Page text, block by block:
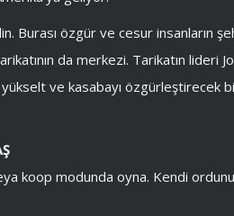
Burası özgür ve cesur insanların
da merkezi. Tarikatın lideri
ve kasabayı özgürleştirecek bir
koop modunda oyna. Kendi